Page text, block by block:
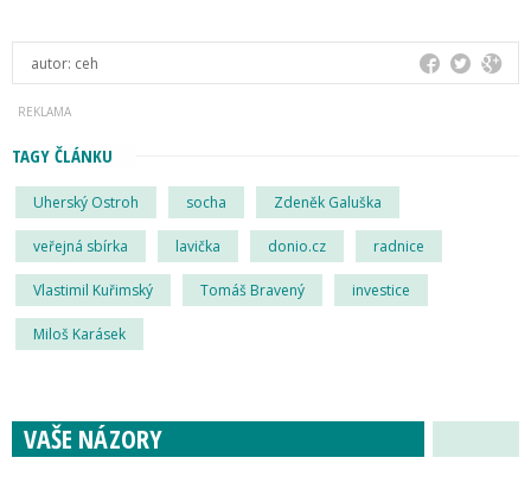
autor: ceh
TAGY ČLÁNKU
Uherský Ostroh socha Zdeněk Galuška
veřejná sbírka lavička donio.cz radnice
Vlastimil Kuřimský Tomáš Bravený investice
Miloš Karásek
VAŠE NÁZORY